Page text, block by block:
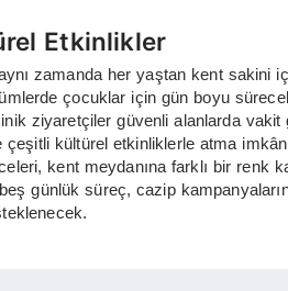
Etkinlikler
zamanda her yaştan kent sakini
çocuklar için gün boyu
ziyaretçiler güvenli alanlarda vakit
kültürel etkinliklerle atma
kent meydanına farklı bir renk
günlük süreç, cazip kampanyaların